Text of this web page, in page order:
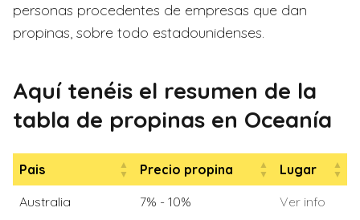
personas procedentes de empresas que dan
propinas, sobre todo estadounidenses.
Aquí tenéis el resumen de la
tabla de propinas en Oceanía
Pais Precio propina
Lugar
Pais
Precio propina Lugar
Australia 7% - 10%
Ver info